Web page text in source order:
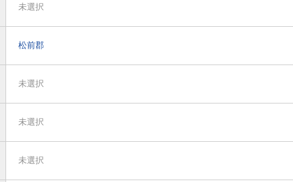
未選択
松前郡
未選択
未選択
未選択